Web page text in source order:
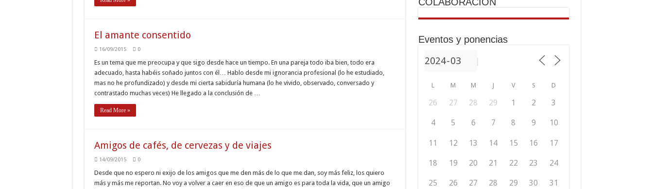
El amante consentido
16/09/2015 0
Es un tema que me preocupa y que sigo desde hace un tiempo. En una pareja todo iba bien, todo era
adecuado, hasta habéis soñado juntos con él… Hablo desde mi ignorancia profesional (lo he estudiado,
mas no he profundizado) y desde mi cierta sabiduría humana (lo he vivido, observado, conversado y
contrastado muchas veces) He llegado a la conclusión de …
Read More »
Amigos de cafés, de cervezas y de viajes
14/09/2015 0
Desde que no espero ni exijo de los amigos que me den más de lo que me dan, soy más feliz, los quiero
más y más me reportan. No voy a volver a caer en eso de que un amigo es para toda la vida, que un amigo
Eventos y ponencias
L M M J V S D
26 27 28 29 1 2 3
4 5 6 7 8 9 10
11 12 13 14 15 16 17
18 19 20 21 22 23 24
25 26 27 28 29 30 31